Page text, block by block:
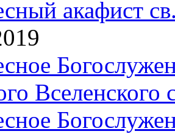
акафист
Вселенского